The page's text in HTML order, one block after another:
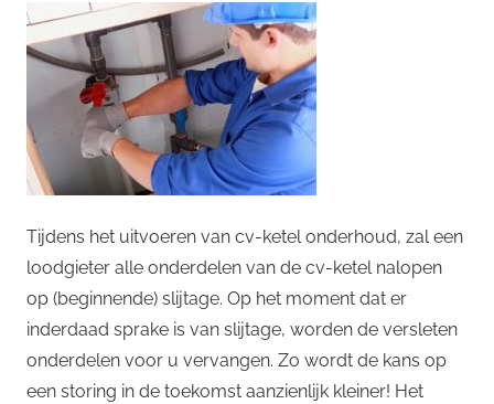
Tijdens het uitvoeren van cv-ketel onderhoud, zal een
loodgieter alle onderdelen van de cv-ketel nalopen
op (beginnende) slijtage. Op het moment dat er
inderdaad sprake is van slijtage, worden de versleten
onderdelen voor u vervangen. Zo wordt de kans op
een storing in de toekomst aanzienlijk kleiner! Het